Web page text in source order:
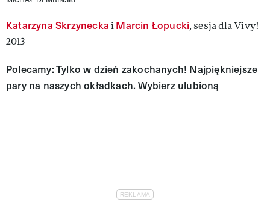
Katarzyna SkrzyneckaiMarcin Łopucki, sesja dla Vivy!
2013
Polecamy:Tylko w dzień zakochanych! Najpiękniejsze
pary na naszych okładkach. Wybierz ulubioną